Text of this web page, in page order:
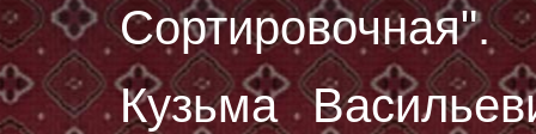
Сортировочная".
Кузьма